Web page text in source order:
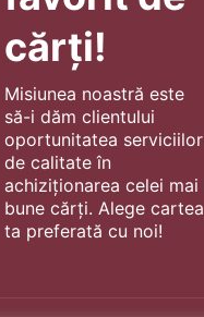
cărți!
Misiunea noastră este
să-i dăm clientului
oportunitatea serviciilor
de calitate în
achiziționarea celei mai
bune cărți. Alege cartea
ta preferată cu noi!